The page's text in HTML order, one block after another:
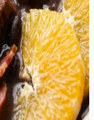
alatoonid
luues
ka kõige
värsked
ja
ideaalselt liha
suuremateks
midagi toitvat,
täidab köögi pika
juba varakult